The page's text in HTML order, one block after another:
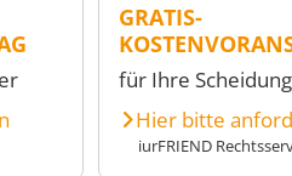
GRATIS-
für Ihre Scheidung
Hier bitte
iurFRIEND